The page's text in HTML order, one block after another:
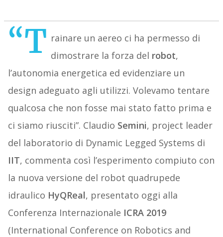
“T rainare un aereo ci ha permesso di
dimostrare la forza del robot,
l’autonomia energetica ed evidenziare un
design adeguato agli utilizzi. Volevamo tentare
qualcosa che non fosse mai stato fatto prima e
ci siamo riusciti”. Claudio Semini, project leader
del laboratorio di Dynamic Legged Systems di
IIT, commenta così l’esperimento compiuto con
la nuova versione del robot quadrupede
idraulico HyQReal, presentato oggi alla
Conferenza Internazionale ICRA 2019
(International Conference on Robotics and